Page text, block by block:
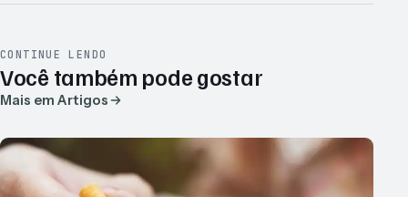
CONTINUE LENDO
Você também pode gostar
Mais em Artigos